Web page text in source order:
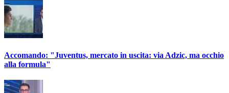
Accomando: "Juventus, mercato in uscita: via Adzic, ma occhio
alla formula"